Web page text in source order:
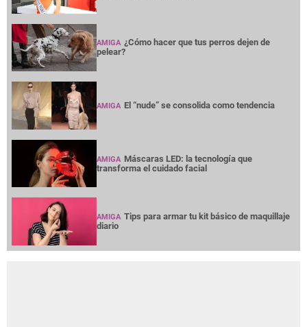
AMIGA ¿Cómo hacer que tus perros dejen de
pelear?
AMIGA El “nude” se consolida como tendencia
AMIGA Máscaras LED: la tecnología que
transforma el cuidado facial
AMIGA Tips para armar tu kit básico de maquillaje
diario